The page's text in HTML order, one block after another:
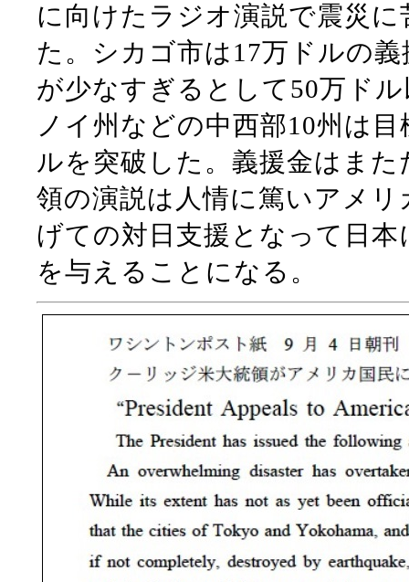
に向けたラジオ演説で震災
た。シカゴ市は17万ドルの
が少なすぎるとして50万ド
ノイ州などの中西部10州は
ルを突破した。義援金はま
領の演説は人情に篤いアメ
げての対日支援となって日
を与えることになる。